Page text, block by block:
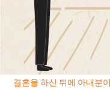
결혼을 하신 뒤에 아내분